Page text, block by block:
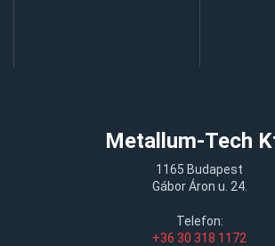
Metallum-Tech
1165 Budapest
Gábor Áron u. 24.
Telefon:
+36 30 318 1172